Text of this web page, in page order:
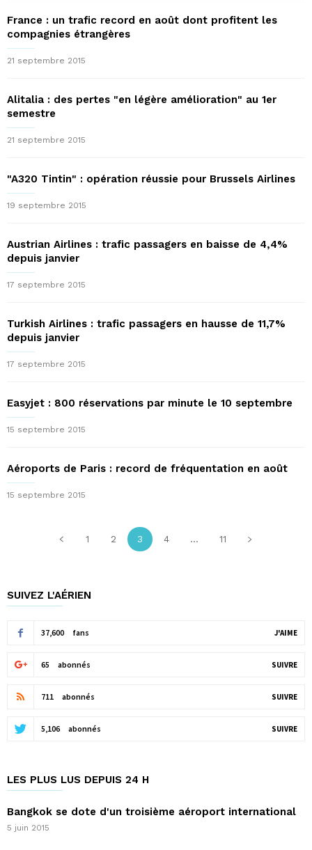
France : un trafic record en août dont profitent les
compagnies étrangères
21 septembre 2015
Alitalia : des pertes "en légère amélioration" au 1er
semestre
21 septembre 2015
"A320 Tintin" : opération réussie pour Brussels Airlines
19 septembre 2015
Austrian Airlines : trafic passagers en baisse de 4,4%
depuis janvier
17 septembre 2015
Turkish Airlines : trafic passagers en hausse de 11,7%
depuis janvier
17 septembre 2015
Easyjet : 800 réservations par minute le 10 septembre
15 septembre 2015
Aéroports de Paris : record de fréquentation en août
15 septembre 2015
1 2 3 4 ... 11
SUIVEZ L'AÉRIEN
37,600 fans J'AIME
65 abonnés SUIVRE
711 abonnés SUIVRE
5,106 abonnés SUIVRE
LES PLUS LUS DEPUIS 24 H
Bangkok se dote d'un troisième aéroport international
5 juin 2015